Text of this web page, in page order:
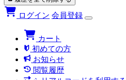
ログイン 会員登録
カート
初めての方
お知らせ
閲覧履歴